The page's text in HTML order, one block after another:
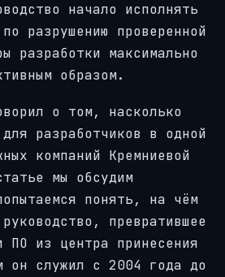
начало исполнять
разрушению проверенной
разработки максимально
образом.
о том, насколько
разработчиков в одной
компаний Кремниевой
мы обсудим
понять, на чём
превратившее
ПО из центра принесения
он служил с 2004 года до